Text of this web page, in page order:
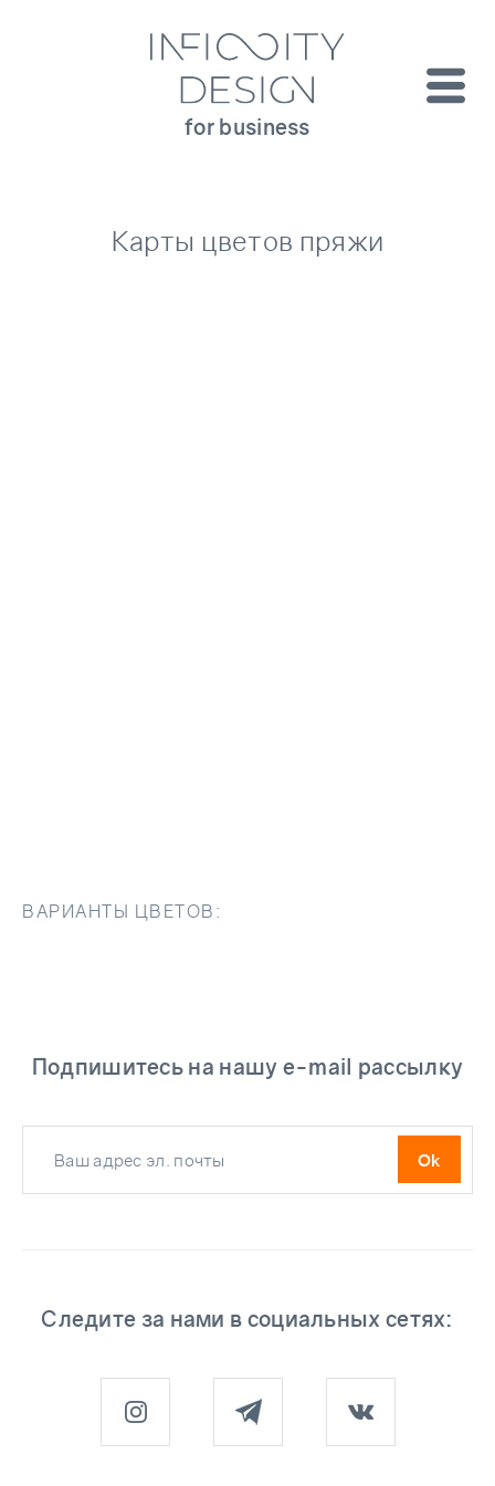
for business
Карты цветов пряжи
ВАРИАНТЫ ЦВЕТОВ:
Подпишитесь на нашу e-mail рассылку
Следите за нами в социальных сетях: